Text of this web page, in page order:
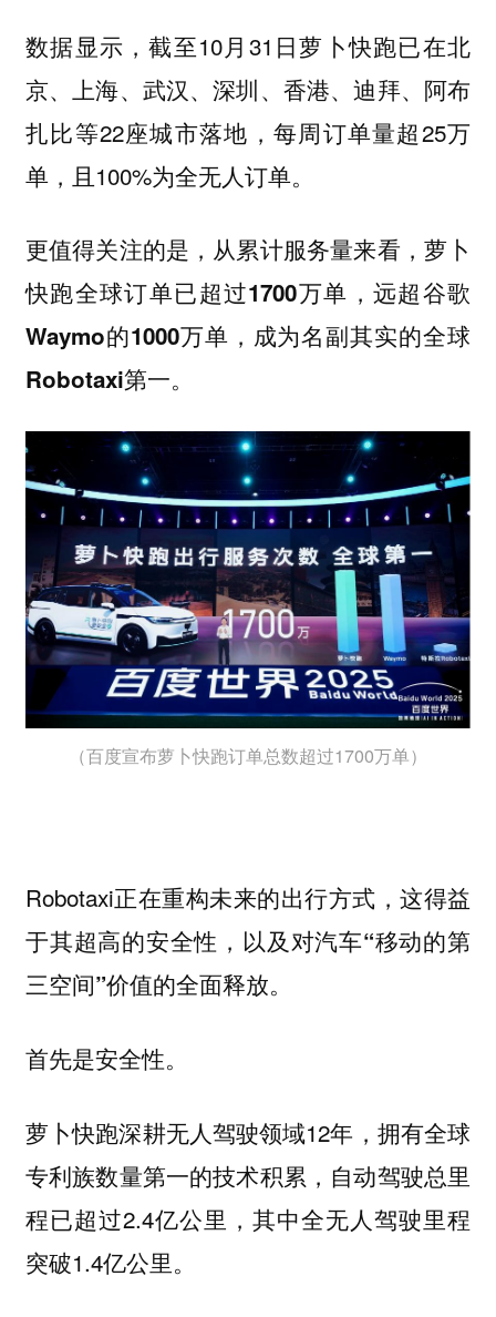
数据显示，截至10月31日萝卜快跑已在北
京、上海、武汉、深圳、香港、迪拜、阿布
扎比等22座城市落地，每周订单量超25万
单，且100%为全无人订单。
更值得关注的是，从累计服务量来看， 萝卜
快跑全球订单已超过1700万单，远超谷歌
Waymo的1000万单，成为名副其实的全球
Robotaxi第一。
（百度宣布萝卜快跑订单总数超过1700万单）
Robotaxi正在重构未来的出行方式，这得益
于其超高的安全性，以及对汽车“移动的第
三空间”价值的全面释放。
首先是安全性。
萝卜快跑深耕无人驾驶领域12年，拥有全球
专利族数量第一的技术积累，自动驾驶总里
程已超过2.4亿公里，其中全无人驾驶里程
突破1.4亿公里。